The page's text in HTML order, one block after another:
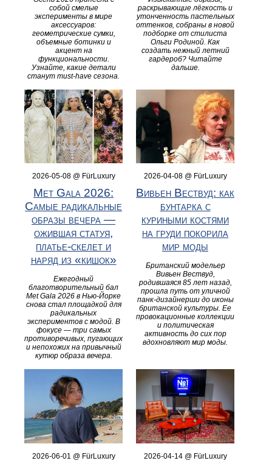
собой смелые
эксперименты в мире
аксессуаров:
геометрические сумки,
объемные ботинки и
акцент на
функциональности.
Узнайте, какие детали
станут must-have сезона.
раскрывающие лёгкость и
утонченность пастельных
оттенков, собраны в новой
подборке от стилиста
Ольги Родиной. Как
создать нежный летний
гардероб? Читайте
дальше.
2026-05-08 @ FürLuxury
Met Gala 2026:
Самые радикальные
образы вечера —
ожившая статуя,
платье-скелет и
наряд из «кишок»
Ежегодный
благотворительный бал
Met Gala 2026 в Нью-Йорке
снова стал площадкой для
радикальных
экспериментов с модой. В
фокусе — три самых
противоречивых, пугающих
и непохожих на привычный
кутюр образа вечера.
2026-04-08 @ FürLuxury
Вивьен Вествуд: как
бунтарка с
куриными костями
на груди покорила
мир моды
Британский модельер
Вивьен Вествуд,
родившаяся 85 лет назад,
прошла путь от уличной
панк-дизайнерши до иконы
британской культуры. Ее
провокационные коллекции
и политическая
активность до сих пор
вдохновляют мир моды.
2026-06-01 @ FürLuxury 2026-04-14 @ FürLuxury